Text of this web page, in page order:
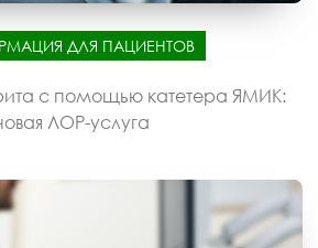
ДЛЯ ПАЦИЕНТОВ
с помощью катетера ЯМИК:
ЛОР-услуга